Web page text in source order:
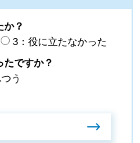
か？
3：役に立たなかった
たですか？
う